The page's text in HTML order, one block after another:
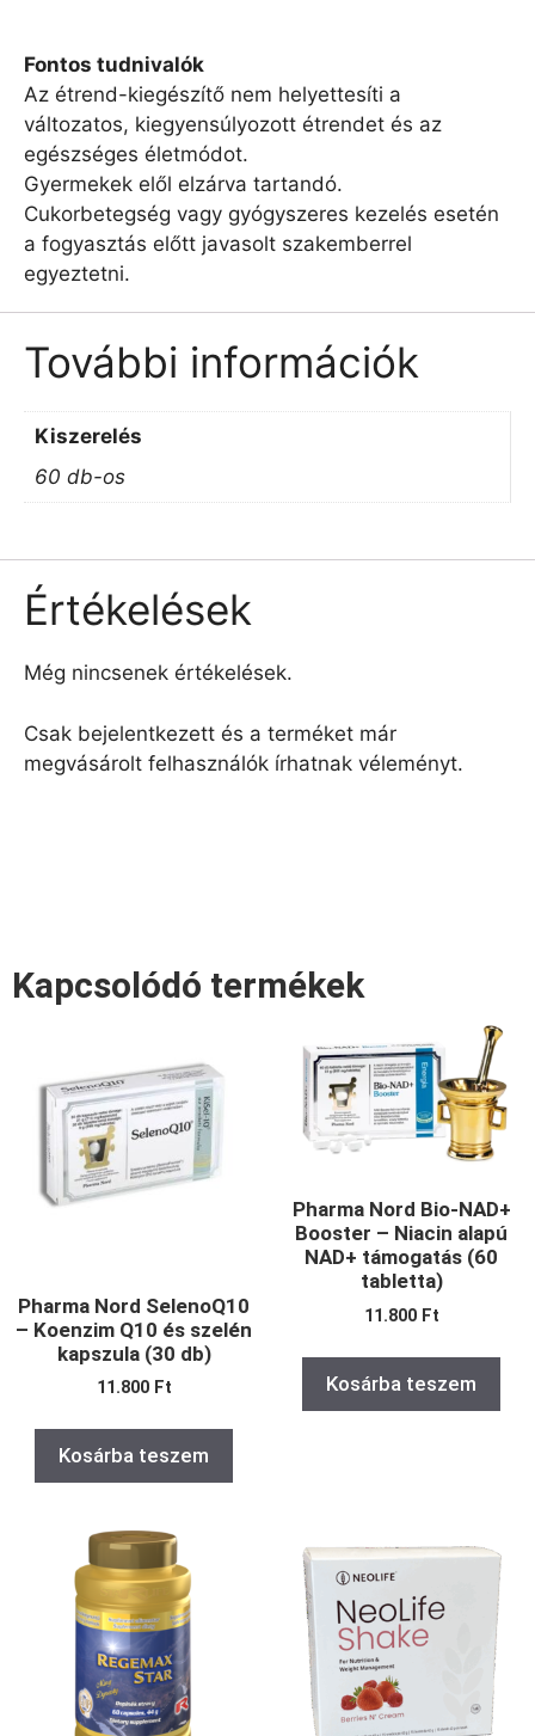
Fontos tudnivalók
Az étrend-kiegészítő nem helyettesíti a
változatos, kiegyensúlyozott étrendet és az
egészséges életmódot.
Gyermekek elől elzárva tartandó.
Cukorbetegség vagy gyógyszeres kezelés esetén
a fogyasztás előtt javasolt szakemberrel
egyeztetni.
További információk
Kiszerelés
60 db-os
Értékelések
Még nincsenek értékelések.
Csak bejelentkezett és a terméket már
megvásárolt felhasználók írhatnak véleményt.
Kapcsolódó termékek
Pharma Nord SelenoQ10
– Koenzim Q10 és szelén
kapszula (30 db)
11.800 Ft
Kosárba teszem
Pharma Nord Bio-NAD+
Booster – Niacin alapú
NAD+ támogatás (60
tabletta)
11.800 Ft
Kosárba teszem